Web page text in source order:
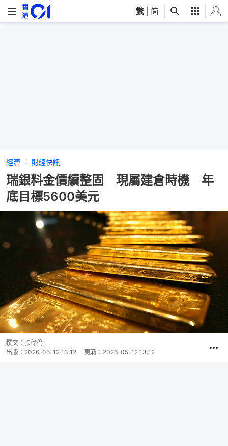
繁 简
經濟 財經快訊
瑞銀料金價續整固 現屬建倉時機 年
底目標5600美元
撰文： 張偉倫
出版： 2026-05-12 13:12 更新： 2026-05-12 13:12